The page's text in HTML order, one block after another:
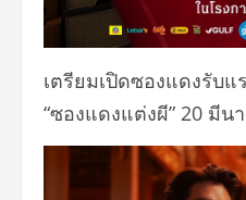
เตรียมเปิดซองแดงรับ
“ซองแดงแต่งผี” 20 มี